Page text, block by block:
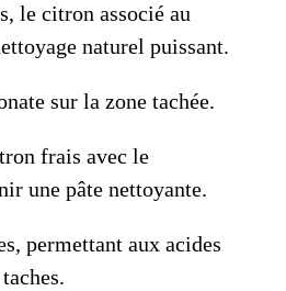
le citron associé au
naturel puissant.
sur la zone tachée.
frais avec le
une pâte nettoyante.
permettant aux acides